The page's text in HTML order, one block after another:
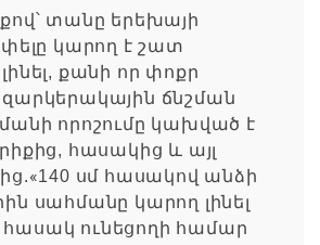
տանը երեխայի
կարող է շատ
քանի որ փոքր
ճնշման
որոշումը կախված է
հասակից և այլ
«140 սմ հասակով անձի
սահմանը կարող լինել
հասակ ունեցողի համար